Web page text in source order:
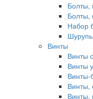
Болты,
Болты,
Набор
Винты
Винты
Винты
Винты-
Винты,
Винты,